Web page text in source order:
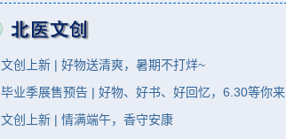
文创上新 | 好物送清爽，暑期不打烊~
毕业季展售预告 | 好物、好书、好回忆，6.30等你来
文创上新 | 情满端午，香守安康